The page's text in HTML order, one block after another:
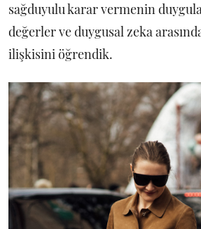
sağduyulu karar vermenin
değerler ve duygusal zeka
ilişkisini öğrendik.